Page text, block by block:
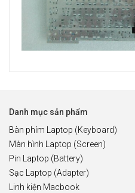
Danh mục sản phẩm
Bàn phím Laptop (Keyboard)
Màn hình Laptop (Screen)
Pin Laptop (Battery)
Sạc Laptop (Adapter)
Linh kiện Macbook